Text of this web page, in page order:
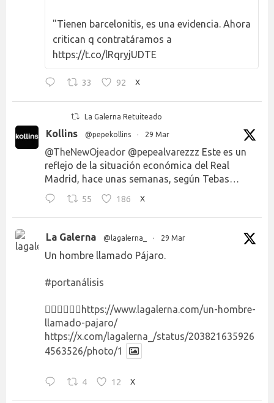
"Tienen barcelonitis, es una evidencia. Ahora
critican q contratáramos a
https://t.co/lRqryjUDTE
33 92 X
La Galerna Retuiteado
Kollins @pepekollins · 29 Mar
@TheNewOjeador @pepealvarezzz Este es un
reflejo de la situación económica del Real
Madrid, hace unas semanas, según Tebas…
55 186 X
La Galerna @lagalerna_ · 29 Mar
Un hombre llamado Pájaro.
#portanálisis
👉🏻👉🏻👉🏻 https://www.lagalerna.com/un-hombre-
llamado-pajaro/
https://x.com/lagalerna_/status/203821635926
4563526/photo/1
4 12 X